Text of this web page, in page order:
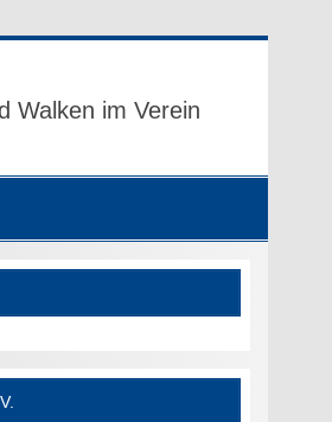
Walken im Verein